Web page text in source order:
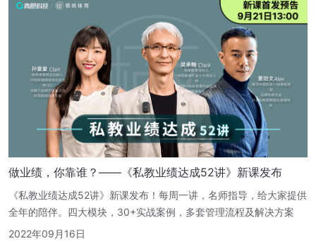
做业绩，你靠谁？——《私教业绩达成52讲》新课发布
《私教业绩达成52讲》新课发布！每周一讲，名师指导，给大家提供
全年的陪伴。四大模块，30+实战案例，多套管理流程及解决方案
2022年09月16日